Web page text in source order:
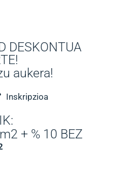
DESKONTUA
aukera!
Inskripzioa
+ % 10 BEZ